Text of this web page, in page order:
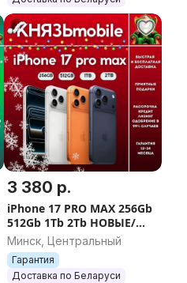
3 380 р.
iPhone 17 PRO MAX 256Gb
512Gb 1Tb 2Tb НОВЫЕ/
ОРИГИНАЛ/ГАРАНТИЯ/
ПОДАРКИ
Минск, Центральный
Гарантия
Доставка по Беларуси